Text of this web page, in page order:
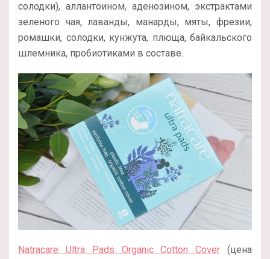
солодки), аллантоином, аденозином, экстрактами
зеленого чая, лаванды, манарды, мяты, фрезии,
ромашки, солодки, кунжута, плюща, байкальского
шлемника, пробиотиками в составе.
Natracare Ultra Pads Organic Cotton Cover (цена